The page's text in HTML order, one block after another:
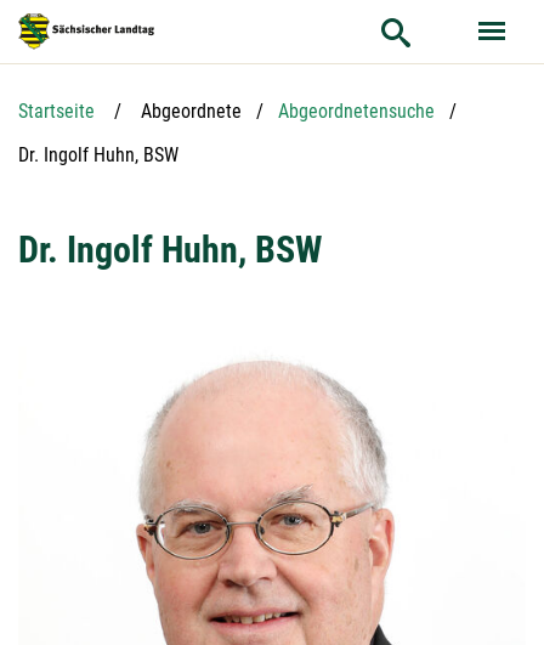
Hauptnavigation
Hauptinhalt
Service
Startseite Abgeordnete
Abgeordnetensuche
Aktuelle Seite:
Dr. Ingolf Huhn, BSW
Dr. Ingolf Huhn, BSW